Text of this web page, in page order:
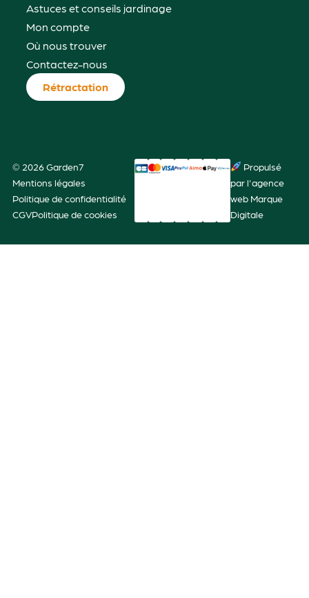
Astuces et conseils jardinage
Mon compte
Où nous trouver
Contactez-nous
Rétractation
© 2026 Garden7
Mentions légales
Politique de confidentialité
CGVPolitique de cookies
Propulsé
par l'agence
web Marque
Digitale